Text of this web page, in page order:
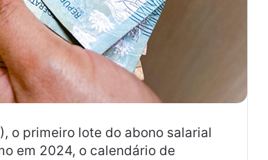
o primeiro lote do abono salarial
em 2024, o calendário de